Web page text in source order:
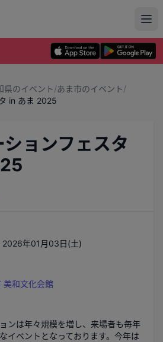
県のイベント/あま市のイベント/
in あま 2025
ョンフェスタ
年01月03日(土)
美和文化会館
ンは年々規模を増し、来場者も毎年
イベントとなっております。今年は